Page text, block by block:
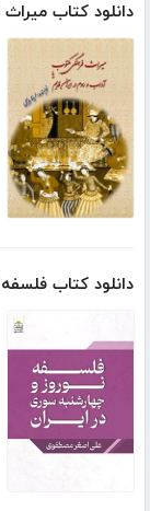
دانلود کتاب
دانلود کتاب